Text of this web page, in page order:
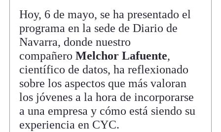
Hoy, 6 de mayo, se ha presentado el
programa en la sede de Diario de
Navarra, donde nuestro
compañeroMelchor Lafuente,
científico de datos, ha reflexionado
sobre los aspectos que más valoran
los jóvenes a la hora de incorporarse
a una empresa y cómo está siendo su
experiencia en CYC.